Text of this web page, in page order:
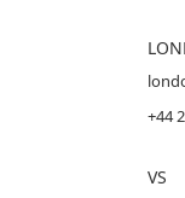
+44
VS